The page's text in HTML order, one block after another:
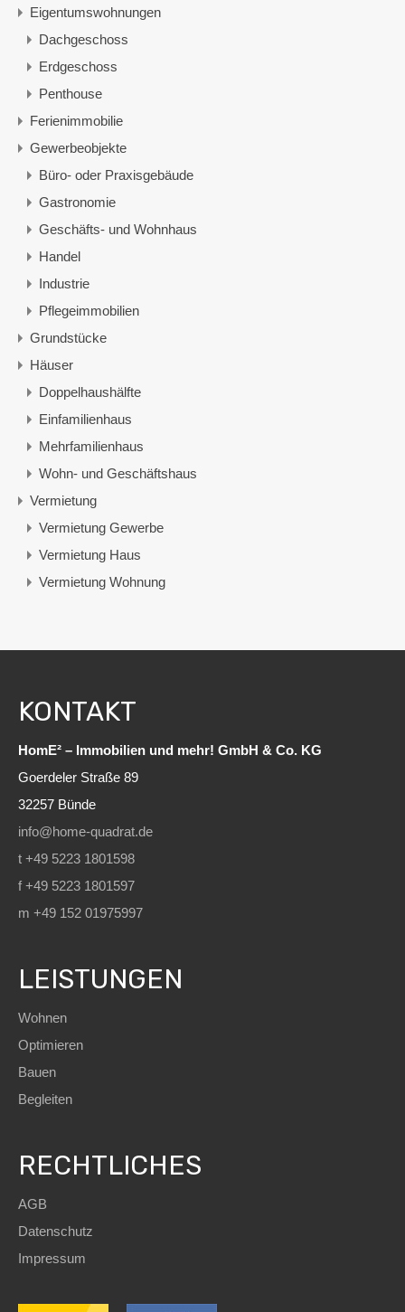
Eigentumswohnungen
Dachgeschoss
Erdgeschoss
Penthouse
Ferienimmobilie
Gewerbeobjekte
Büro- oder Praxisgebäude
Gastronomie
Geschäfts- und Wohnhaus
Handel
Industrie
Pflegeimmobilien
Grundstücke
Häuser
Doppelhaushälfte
Einfamilienhaus
Mehrfamilienhaus
Wohn- und Geschäftshaus
Vermietung
Vermietung Gewerbe
Vermietung Haus
Vermietung Wohnung
KONTAKT
HomE² – Immobilien und mehr! GmbH & Co. KG
Goerdeler Straße 89
32257 Bünde
info@home-quadrat.de
t +49 5223 1801598
f +49 5223 1801597
m +49 152 01975997
LEISTUNGEN
Wohnen
Optimieren
Bauen
Begleiten
RECHTLICHES
AGB
Datenschutz
Impressum